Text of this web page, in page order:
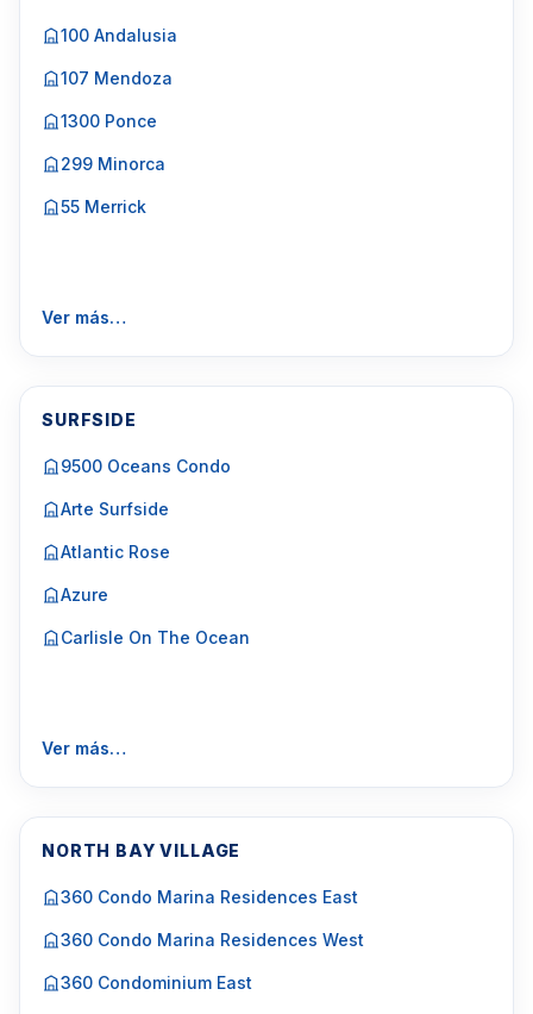
100 Andalusia
107 Mendoza
1300 Ponce
299 Minorca
55 Merrick
Ver más…
SURFSIDE
9500 Oceans Condo
Arte Surfside
Atlantic Rose
Azure
Carlisle On The Ocean
Ver más…
NORTH BAY VILLAGE
360 Condo Marina Residences East
360 Condo Marina Residences West
360 Condominium East